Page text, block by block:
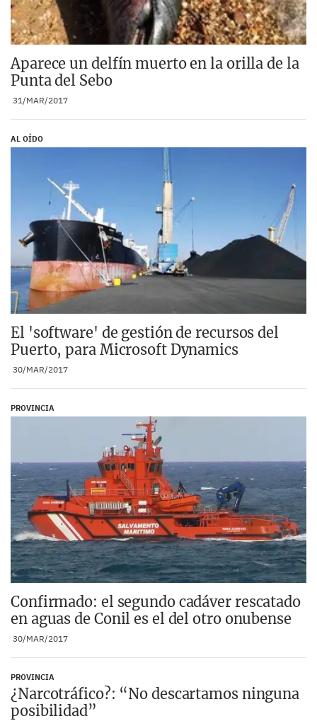
Aparece un delfín muerto en la orilla de la
Punta del Sebo
31/MAR/2017
AL OÍDO
El 'software' de gestión de recursos del
Puerto, para Microsoft Dynamics
30/MAR/2017
PROVINCIA
Confirmado: el segundo cadáver rescatado
en aguas de Conil es el del otro onubense
30/MAR/2017
PROVINCIA
¿Narcotráfico?: “No descartamos ninguna
posibilidad”